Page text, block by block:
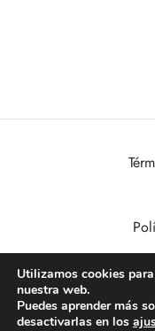
VisualDomo | Imagen,
alcance de
Utilizamos cookies
nuestra web.
Puedes aprender más
desactivarlas en los